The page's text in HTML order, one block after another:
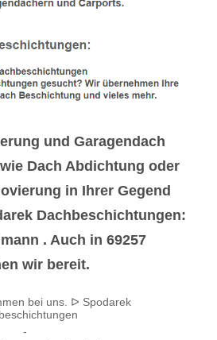
und Garagendach
Dach Abdichtung oder
in Ihrer Gegend
Dachbeschichtungen:
. Auch in 69257
wir bereit.
bei uns. ᐅ Spodarek
-